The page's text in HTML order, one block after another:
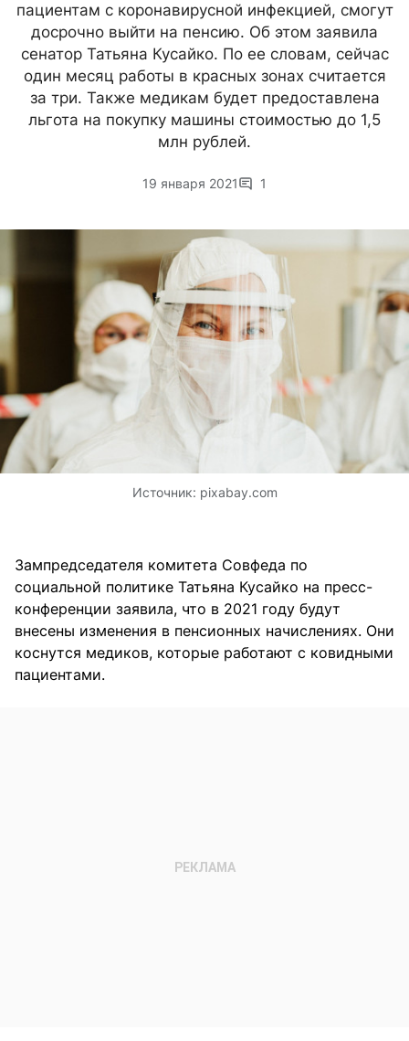
пациентам с коронавирусной инфекцией, смогут
досрочно выйти на пенсию. Об этом заявила
сенатор Татьяна Кусайко. По ее словам, сейчас
один месяц работы в красных зонах считается
за три. Также медикам будет предоставлена
льгота на покупку машины стоимостью до 1,5
млн рублей.
19 января 2021 1
Источник: pixabay.com
Зампредседателя комитета Совфеда по
социальной политике Татьяна Кусайко на пресс-
конференции заявила, что в 2021 году будут
внесены изменения в пенсионных начислениях. Они
коснутся медиков, которые работают с ковидными
пациентами.